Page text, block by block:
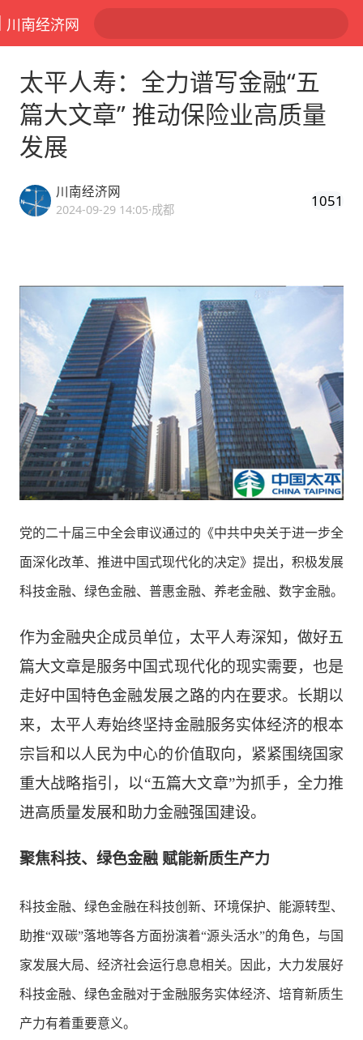
川南经济网
太平人寿：全力谱写金融“五
篇大文章” 推动保险业高质量
发展
川南经济网
2024-09-29 14:05·成都 1051
党的二十届三中全会审议通过的《中共中央关于进一步全
面深化改革、推进中国式现代化的决定》提出，积极发展
科技金融、绿色金融、普惠金融、养老金融、数字金融。
作为金融央企成员单位，太平人寿深知，做好五
篇大文章是服务中国式现代化的现实需要，也是
走好中国特色金融发展之路的内在要求。长期以
来，太平人寿始终坚持金融服务实体经济的根本
宗旨和以人民为中心的价值取向，紧紧围绕国家
重大战略指引，以“五篇大文章”为抓手，全力推
进高质量发展和助力金融强国建设。
聚焦科技、绿色金融 赋能新质生产力
科技金融、绿色金融在科技创新、环境保护、能源转型、
助推“双碳”落地等各方面扮演着“源头活水”的角色，与国
家发展大局、经济社会运行息息相关。因此，大力发展好
科技金融、绿色金融对于金融服务实体经济、培育新质生
产力有着重要意义。